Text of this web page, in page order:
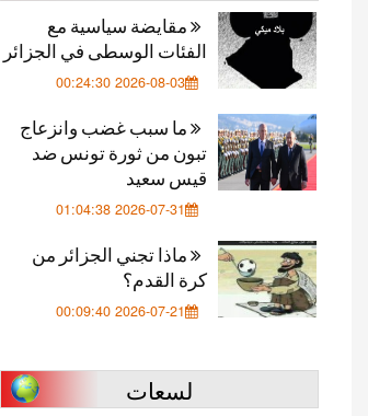
مقايضة سياسية مع
الفئات الوسطى في الجزائر
2026-08-03 00:24:30
ما سبب غضب وانزعاج
تبون من ثورة تونس ضد
قيس سعيد
2026-07-31 01:04:38
ماذا تجني الجزائر من
كرة القدم؟
2026-07-21 00:09:40
لسعات